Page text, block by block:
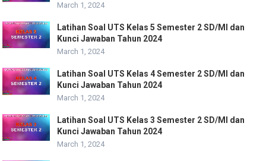
March 1, 2024
Latihan Soal UTS Kelas 5 Semester 2 SD/MI dan
Kunci Jawaban Tahun 2024
March 1, 2024
Latihan Soal UTS Kelas 4 Semester 2 SD/MI dan
Kunci Jawaban Tahun 2024
March 1, 2024
Latihan Soal UTS Kelas 3 Semester 2 SD/MI dan
Kunci Jawaban Tahun 2024
March 1, 2024